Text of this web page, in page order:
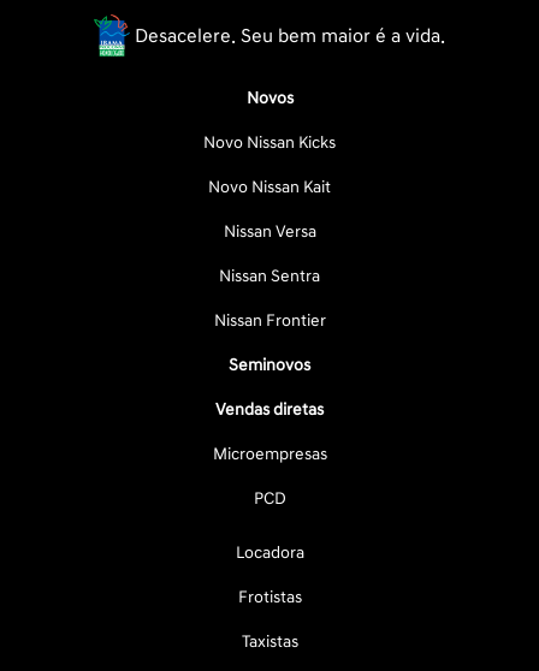
Desacelere. Seu bem maior é a vida.
Novos
Novo Nissan Kicks
Novo Nissan Kait
Nissan Versa
Nissan Sentra
Nissan Frontier
Seminovos
Vendas diretas
Microempresas
PCD
Locadora
Frotistas
Taxistas